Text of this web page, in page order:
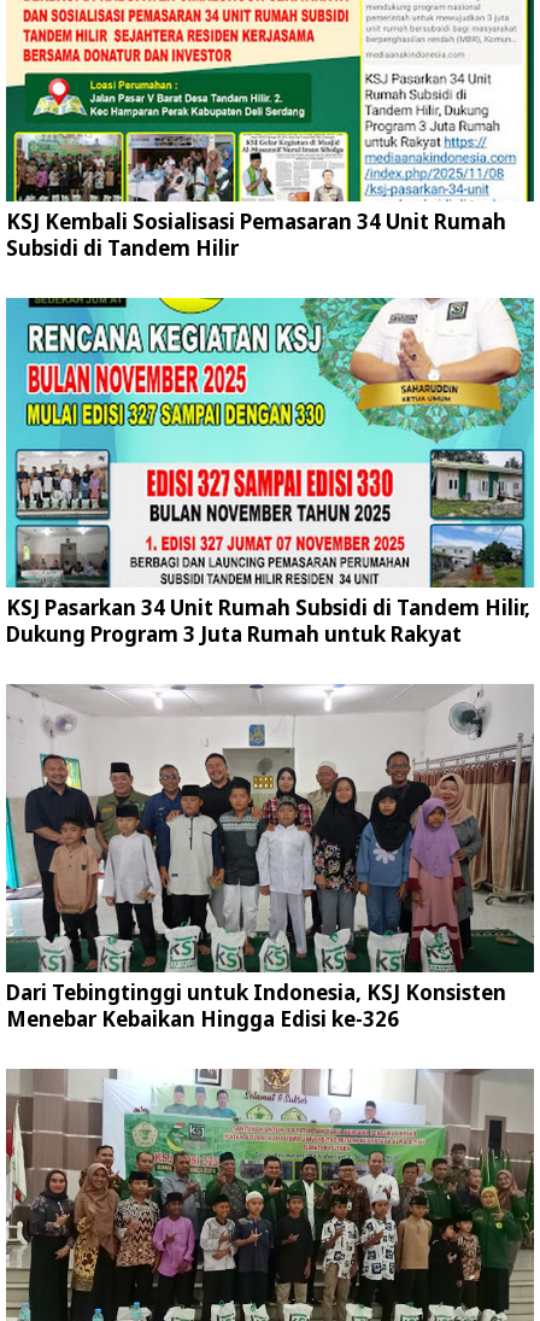
KSJ Kembali Sosialisasi Pemasaran 34 Unit Rumah
Subsidi di Tandem Hilir
KSJ Pasarkan 34 Unit Rumah Subsidi di Tandem Hilir,
Dukung Program 3 Juta Rumah untuk Rakyat
Dari Tebingtinggi untuk Indonesia, KSJ Konsisten
Menebar Kebaikan Hingga Edisi ke-326